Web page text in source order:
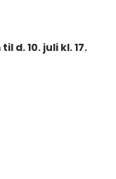
d. 10. juli kl. 17.